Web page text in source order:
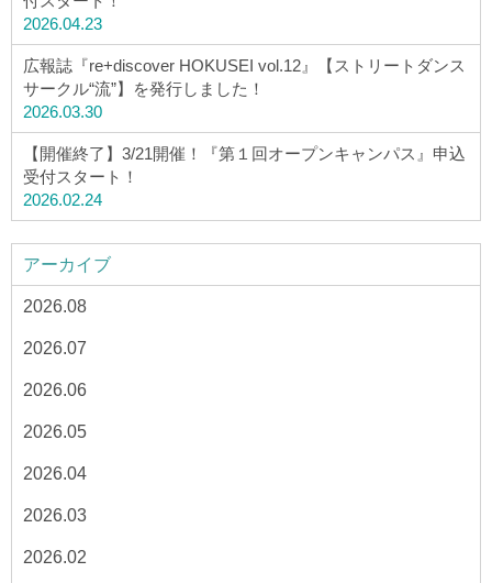
2026.04.23
広報誌『re+discover HOKUSEI vol.12』【ストリートダンス
サークル“流”】を発行しました！
2026.03.30
【開催終了】3/21開催！『第１回オープンキャンパス』申込
受付スタート！
2026.02.24
アーカイブ
2026.08
2026.07
2026.06
2026.05
2026.04
2026.03
2026.02